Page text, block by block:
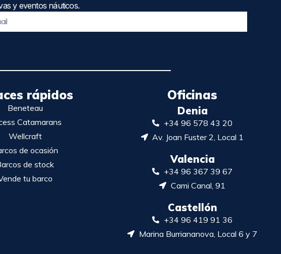
y eventos náuticos.
rápidos
Beneteau
Catamarans
Wellcraft
de ocasión
de stock
tu barco
Oficinas
Denia
+34 96 578 43 20
Av. Joan Fuster 2, Local 1
Valencia
+34 96 367 39 67
Cami Canal, 91
Castellón
+34 96 419 91 36
Marina Burriananova, Local 6 y 7